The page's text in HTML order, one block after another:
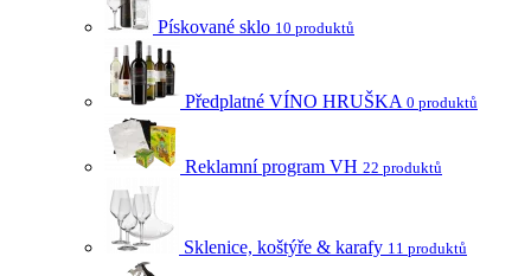
Pískované sklo 10 produktů
Předplatné VÍNO HRUŠKA 0 produktů
Reklamní program VH 22 produktů
Sklenice, koštýře & karafy 11 produktů